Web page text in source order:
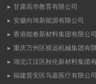
甘肃高华教育有限公司
安徽向琦新能源有限公司
香港能春新材料集团有限公司
重庆万州区棋远机械集团有
湖北江汉区秋伦新材料集团
福建晋安区鸟嘉医疗有限公司